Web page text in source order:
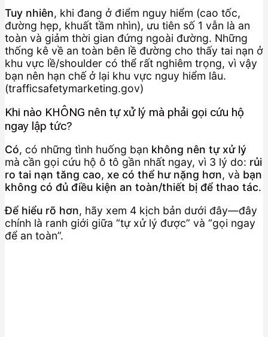
Tuy nhiên, khi đang ở điểm nguy hiểm (cao tốc,
đường hẹp, khuất tầm nhìn), ưu tiên số 1 vẫn là an
toàn và giảm thời gian đứng ngoài đường. Những
thống kê về an toàn bên lề đường cho thấy tai nạn ở
khu vực lề/shoulder có thể rất nghiêm trọng, vì vậy
bạn nên hạn chế ở lại khu vực nguy hiểm lâu.
(trafficsafetymarketing.gov)
Khi nào KHÔNG nên tự xử lý mà phải gọi cứu hộ
ngay lập tức?
Có, có những tình huống bạn không nên tự xử lý
mà cần gọi cứu hộ ô tô gần nhất ngay, vì 3 lý do: rủi
ro tai nạn tăng cao, xe có thể hư nặng hơn, và bạn
không có đủ điều kiện an toàn/thiết bị để thao tác.
Để hiểu rõ hơn, hãy xem 4 kịch bản dưới đây—đây
chính là ranh giới giữa “tự xử lý được” và “gọi ngay
để an toàn”.